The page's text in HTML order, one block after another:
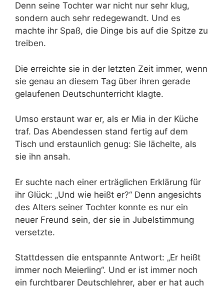
Denn seine Tochter war nicht nur sehr klug,
sondern auch sehr redegewandt. Und es
machte ihr Spaß, die Dinge bis auf die Spitze zu
treiben.
Die erreichte sie in der letzten Zeit immer, wenn
sie genau an diesem Tag über ihren gerade
gelaufenen Deutschunterricht klagte.
Umso erstaunt war er, als er Mia in der Küche
traf. Das Abendessen stand fertig auf dem
Tisch und erstaunlich genug: Sie lächelte, als
sie ihn ansah.
Er suchte nach einer erträglichen Erklärung für
ihr Glück: „Und wie heißt er?“ Denn angesichts
des Alters seiner Tochter konnte es nur ein
neuer Freund sein, der sie in Jubelstimmung
versetzte.
Stattdessen die entspannte Antwort: „Er heißt
immer noch Meierling“. Und er ist immer noch
ein furchtbarer Deutschlehrer, aber er hat auch